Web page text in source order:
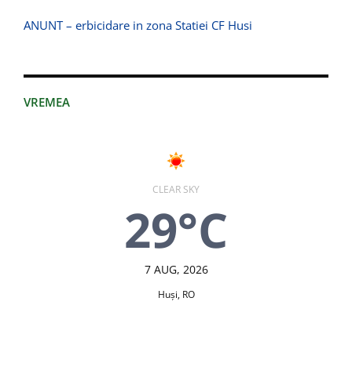
ANUNT – erbicidare in zona Statiei CF Husi
VREMEA
CLEAR SKY
29°C
7 AUG, 2026
Huşi, RO